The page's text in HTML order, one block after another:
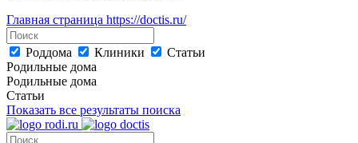
Главная страница https://doctis.ru/
Роддома Клиники
Статьи
Родильные дома
Родильные дома
Статьи
Показать все результаты поиска